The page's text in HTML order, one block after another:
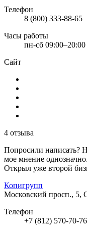
Телефон
8 (800) 333-88-65
Часы работы
пн-сб 09:00–20:00
Сайт
4 отзыва
Попросили написать?
мое мнение
Открыл уже второй
Копигрупп
Московский просп., 5,
Телефон
+7 (812) 570-70-